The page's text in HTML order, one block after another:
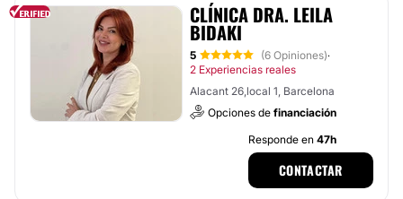
CLÍNICA DRA. LEILA
BIDAKI
5 (6 Opiniones)·
2 Experiencias reales
Alacant 26,local 1, Barcelona
Opciones de financiación
Responde en 47h
CONTACTAR